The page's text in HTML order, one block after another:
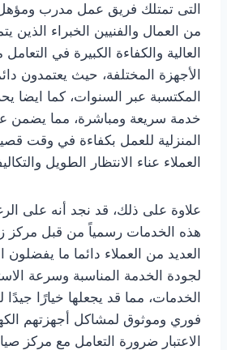
التى تمتلك فريق عمل مدرب
من العمال والفنيين الخبراء الذين
العالية والكفاءة الكبيرة في
الأجهزة المختلفة، حيث يعتمدون
المكتسبة عبر السنوات، كما ايضا
خدمة سريعة ومباشرة، مما يضمن
المنزلية للعمل بكفاءة في وقت
العملاء عناء الانتظار الطويل
علاوة على ذلك، قد نجد أنه على
هذه الخدمات رسمياً من قبل مركز
العديد من العملاء دائما ما يفضلون
لجودة الخدمة المناسبة وسرعة
الخدمات، مما قد يجعلها خيارًا
فوري وموثوق لمشاكل أجهزتهم
الاعتبار ضرورة التعامل مع مركز